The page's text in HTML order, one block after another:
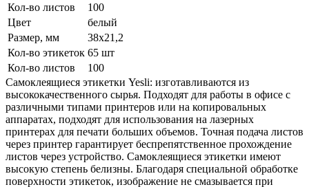
Кол-во листов
100
Цвет
белый
Размер, мм
38х21,2
Кол-во этикеток 65 шт
Кол-во листов
100
Самоклеящиеся этикетки Yesli: изготавливаются из
высококачественного сырья. Подходят для работы в офисе с
различными типами принтеров или на копировальных
аппаратах, подходят для использования на лазерных
принтерах для печати больших объемов. Точная подача листов
через принтер гарантирует беспрепятственное прохождение
листов через устройство. Самоклеящиеся этикетки имеют
высокую степень белизны. Благодаря специальной обработке
поверхности этикеток, изображение не смазывается при